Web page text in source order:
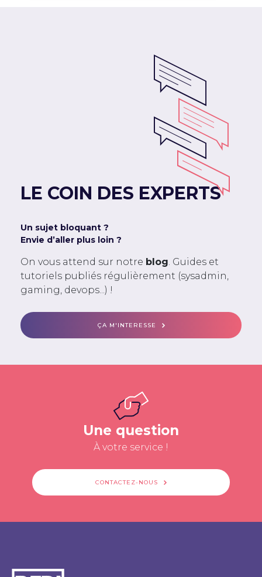
LE COIN DES EXPERTS
Un sujet bloquant ?
Envie d’aller plus loin ?
On vous attend sur notre blog. Guides et
tutoriels publiés régulièrement (sysadmin,
gaming, devops...) !
ÇA M'INTERESSE
Une question
À votre service !
CONTACTEZ-NOUS